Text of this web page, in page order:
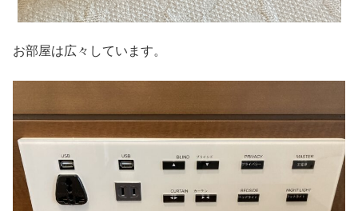
お部屋は広々しています。